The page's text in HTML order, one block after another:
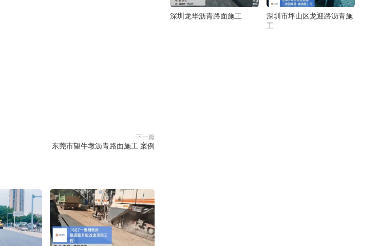
下一篇
东莞市望牛墩沥青路面施工 案例
深圳龙华沥青路面施工
深圳市坪山区龙迎路沥青施
工